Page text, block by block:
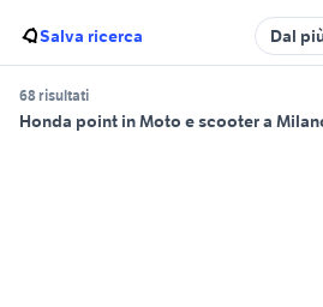
Salva ricerca Dal
68 risultati
Honda point in Moto e scooter a